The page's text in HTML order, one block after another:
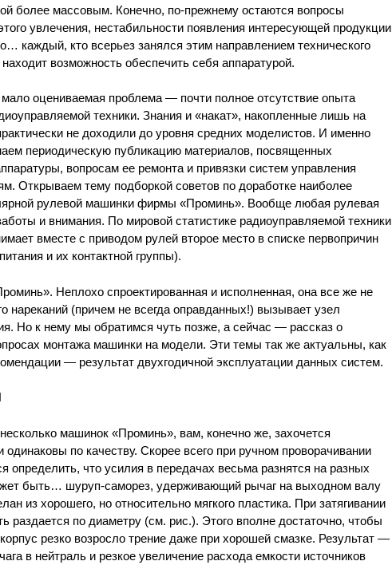
более массовым. Конечно, по-прежнему остаются вопросы
увлечения, нестабильности появления интересующей продукции
каждый, кто всерьез занялся этим направлением технического
возможность обеспечить себя аппаратурой.
мало оцениваемая проблема — почти полное отсутствие опыта
техники. Знания и «накат», накопленные лишь на
не доходили до уровня средних моделистов. И именно
периодическую публикацию материалов, посвященных
вопросам ее ремонта и привязки систем управления
Открываем тему подборкой советов по доработке наиболее
рулевой машинки фирмы «Проминь». Вообще любая рулевая
и внимания. По мировой статистике радиоуправляемой техники
вместе с приводом рулей второе место в списке первопричин
и их контактной группы).
Неплохо спроектированная и исполненная, она все же не
нареканий (причем не всегда оправданных!) вызывает узел
Но к нему мы обратимся чуть позже, а сейчас — рассказ о
монтажа машинки на модели. Эти темы так же актуальны, как
— результат двухгодичной эксплуатации данных систем.
машинок «Проминь», вам, конечно же, захочется
одинаковы по качеству. Скорее всего при ручном проворачивании
определить, что усилия в передачах весьма разнятся на разных
быть… шуруп-саморез, удерживающий рычаг на выходном валу
из хорошего, но относительно мягкого пластика. При затягивании
раздается по диаметру (см. рис.). Этого вполне достаточно, чтобы
резко возросло трение даже при хорошей смазке. Результат —
в нейтраль и резкое увеличение расхода емкости источников